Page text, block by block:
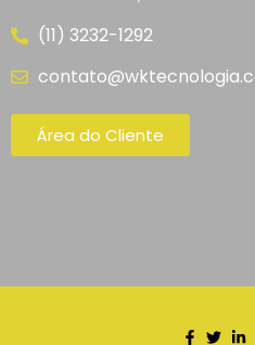
(11) 3232-1292
Área do Cliente